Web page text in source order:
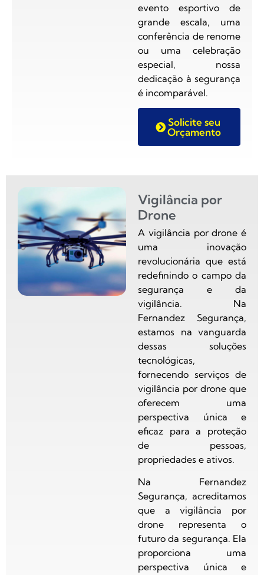
evento esportivo de
grande escala, uma
conferência de renome
ou uma celebração
especial, nossa
dedicação à segurança
é incomparável.
Solicite seu
Orçamento
Vigilância por
Drone
A vigilância por drone é
uma inovação
revolucionária que está
redefinindo o campo da
segurança e da
vigilância. Na
Fernandez Segurança,
estamos na vanguarda
dessas soluções
tecnológicas,
fornecendo serviços de
vigilância por drone que
oferecem uma
perspectiva única e
eficaz para a proteção
de pessoas,
propriedades e ativos.
Na Fernandez
Segurança, acreditamos
que a vigilância por
drone representa o
futuro da segurança. Ela
proporciona uma
perspectiva única e